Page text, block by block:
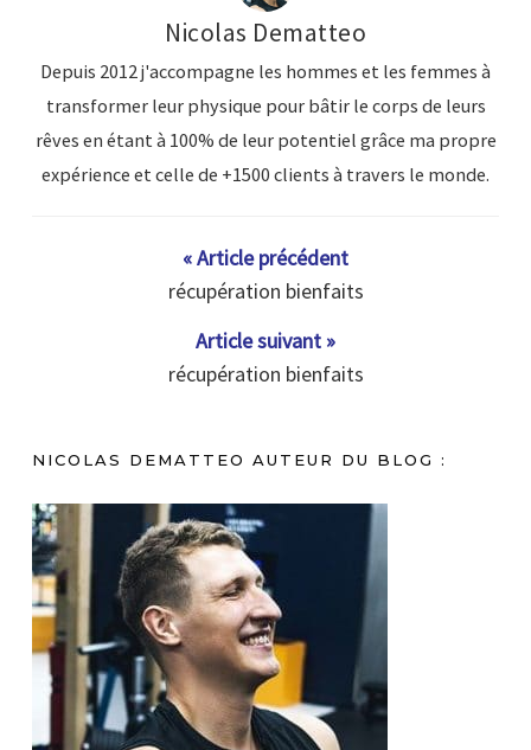
Nicolas Dematteo
Depuis 2012 j'accompagne les hommes et les femmes à
transformer leur physique pour bâtir le corps de leurs
rêves en étant à 100% de leur potentiel grâce ma propre
expérience et celle de +1500 clients à travers le monde.
« Article précédent
récupération bienfaits
Article suivant »
récupération bienfaits
NICOLAS DEMATTEO AUTEUR DU BLOG :